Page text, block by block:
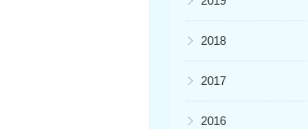
▶ 2018
▶ 2017
▶ 2016